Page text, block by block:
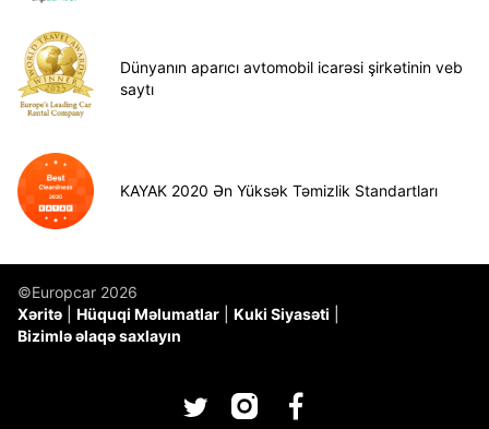
Dünyanın aparıcı avtomobil icarəsi şirkətinin veb
saytı
KAYAK 2020 Ən Yüksək Təmizlik Standartları
©Europcar 2026
Xəritə
Hüquqi Məlumatlar
Kuki Siyasəti
Bizimlə əlaqə saxlayın